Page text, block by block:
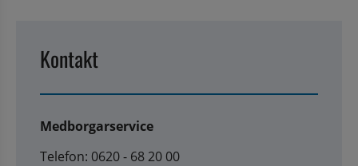
Kontakt
Medborgarservice
Telefon: 0620 - 68 20 00